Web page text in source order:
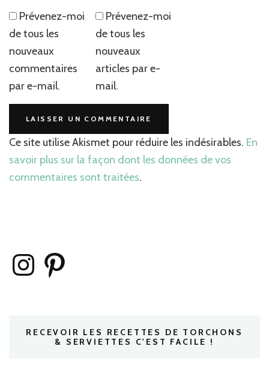
Prévenez-moi
de tous les
nouveaux
commentaires
par e-mail.
Prévenez-moi
de tous les
nouveaux
articles par e-
mail.
Ce site utilise Akismet pour réduire les indésirables. En
savoir plus sur la façon dont les données de vos
commentaires sont traitées.
InstagramPinterest
RECEVOIR LES RECETTES DE TORCHONS
& SERVIETTES C'EST FACILE !